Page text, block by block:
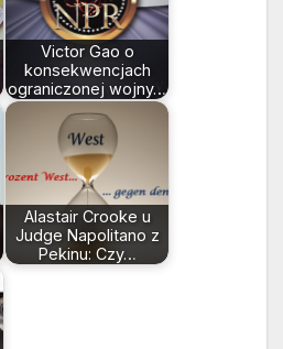
Victor Gao o
konsekwencjach
ograniczonej wojny…
Alastair Crooke u
Judge Napolitano z
Pekinu: Czy…